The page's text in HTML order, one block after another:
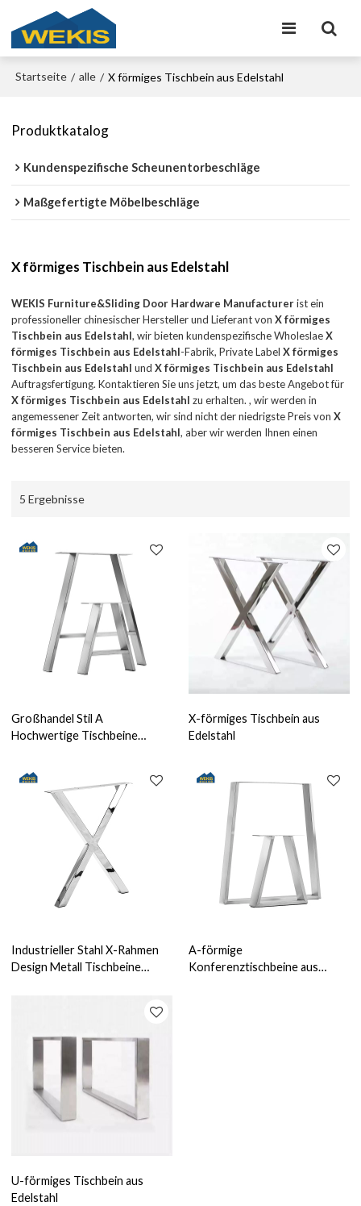
Startseite / alle / X förmiges Tischbein aus Edelstahl
Produktkatalog
Kundenspezifische Scheunentorbeschläge
Maßgefertigte Möbelbeschläge
X förmiges Tischbein aus Edelstahl
WEKIS Furniture&Sliding Door Hardware Manufacturerist ein
professioneller chinesischer Hersteller und Lieferant vonX förmiges
Tischbein aus Edelstahl, wir bieten kundenspezifische WholeslaeX
förmiges Tischbein aus Edelstahl-Fabrik, Private LabelX förmiges
Tischbein aus Edelstahl undX förmiges Tischbein aus Edelstahl
Auftragsfertigung. Kontaktieren Sie uns jetzt, um das beste Angebot für
X förmiges Tischbein aus Edelstahl zu erhalten. , wir werden in
angemessener Zeit antworten, wir sind nicht der niedrigste Preis vonX
förmiges Tischbein aus Edelstahl, aber wir werden Ihnen einen
besseren Service bieten.
5 Ergebnisse
Großhandel Stil A
Hochwertige Tischbeine
Schreibtischbeine
X-förmiges Tischbein aus
Edelstahl
Industrieller Stahl X-Rahmen
Design Metall Tischbeine
A-förmige
Konferenztischbeine aus
U-förmiges Tischbein aus
Edelstahl